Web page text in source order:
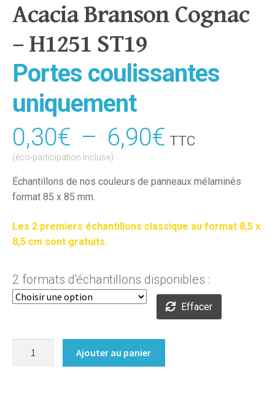
Acacia Branson Cognac
– H1251 ST19
Portes coulissantes
uniquement
0,30€ – 6,90€Plage
prix :
à
TTC
(éco-participation incluse)
Échantillons de nos couleurs de panneaux mélaminés
format 85 x 85 mm.
Les 2 premiers échantillons classique au format 8,5 x
8,5 cm sont gratuits.
2 formats d'échantillons disponibles :
Effacer
Ajouter au panier